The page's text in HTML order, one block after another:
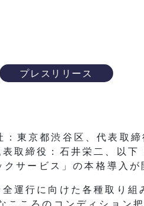
プレスリリース
京都渋谷区、代表取締
表取締役：石井栄二、以
サービス」の本格導入
運行に向けた各種取り